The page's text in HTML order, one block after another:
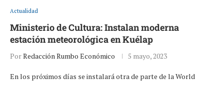
Actualidad
Ministerio de Cultura: Instalan moderna
estación meteorológica en Kuélap
PorRedacción Rumbo Económico 5 mayo, 2023
En los próximos días se instalará otra de parte de la World